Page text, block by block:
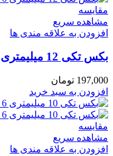
مقایسه
مشاهده سریع
افزودن به علاقه مندی ها
بکس تکی 12 میلیمتری 12 پر رونیکس کد RH-2664
197,000 تومان
افزودن به سبد خرید
مقایسه
مشاهده سریع
افزودن به علاقه مندی ها